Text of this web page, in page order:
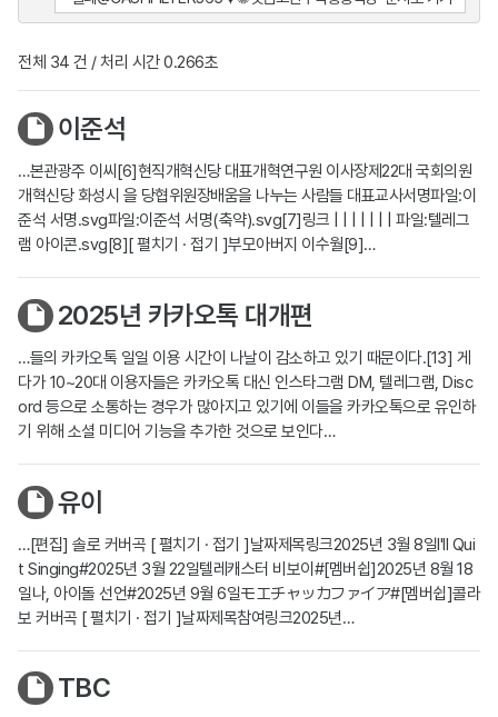
전체 34 건 / 처리 시간 0.266초
이준석
…본관광주 이씨[6]현직개혁신당 대표개혁연구원 이사장제22대 국회의원
개혁신당 화성시 을 당협위원장배움을 나누는 사람들 대표교사서명파일:이
준석 서명.svg파일:이준석 서명(축약).svg[7]링크 | | | | | | | 파일:텔레그
램 아이콘.svg[8][ 펼치기 · 접기 ]부모아버지 이수월[9]…
2025년 카카오톡 대개편
…들의 카카오톡 일일 이용 시간이 나날이 감소하고 있기 때문이다.[13] 게
다가 10~20대 이용자들은 카카오톡 대신 인스타그램 DM, 텔레그램, Disc
ord 등으로 소통하는 경우가 많아지고 있기에 이들을 카카오톡으로 유인하
기 위해 소셜 미디어 기능을 추가한 것으로 보인다…
유이
…[편집] 솔로 커버곡 [ 펼치기 · 접기 ]날짜제목링크2025년 3월 8일I'll Qui
t Singing#2025년 3월 22일텔레캐스터 비보이#[멤버쉽]2025년 8월 18
일나, 아이돌 선언#2025년 9월 6일モエチャッカファイア#[멤버쉽]콜라
보 커버곡 [ 펼치기 · 접기 ]날짜제목참여링크2025년…
TBC